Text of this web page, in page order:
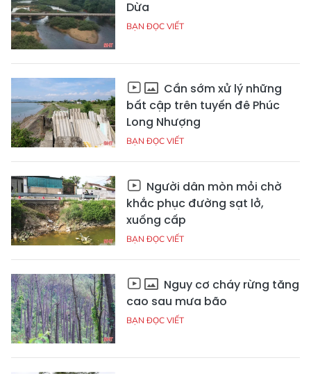
Dừa
BẠN ĐỌC VIẾT
Cần sớm xử lý những
bất cập trên tuyến đê Phúc
Long Nhượng
BẠN ĐỌC VIẾT
Người dân mòn mỏi chờ
khắc phục đường sạt lở,
xuống cấp
BẠN ĐỌC VIẾT
Nguy cơ cháy rừng tăng
cao sau mưa bão
BẠN ĐỌC VIẾT